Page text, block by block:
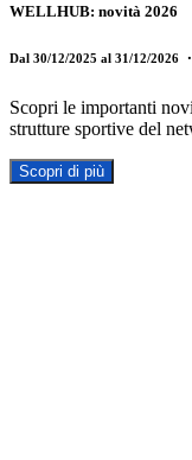
WELLHUB: novità 2026
Dal 30/12/2025 al 31/12/2026 ・
Scopri le importanti
strutture sportive del
Scopri di più